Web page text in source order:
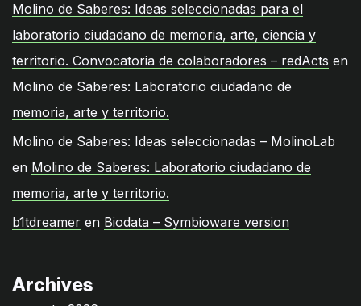
Molino de Saberes: Ideas seleccionadas para el
laboratorio ciudadano de memoria, arte, ciencia y
territorio. Convocatoria de colaboradores – redActs en
Molino de Saberes: Laboratorio ciudadano de
memoria, arte y territorio.
Molino de Saberes: Ideas seleccionadas – MolinoLab
en Molino de Saberes: Laboratorio ciudadano de
memoria, arte y territorio.
b1tdreamer en Biodata – Symbioware version
Archives